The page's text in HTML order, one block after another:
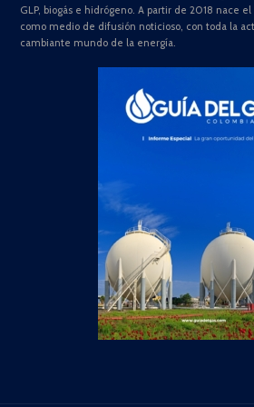
GLP, biogás e hidrógeno. A partir de 2018 nace
como medio de difusión noticioso, con toda la
cambiante mundo de la energía.